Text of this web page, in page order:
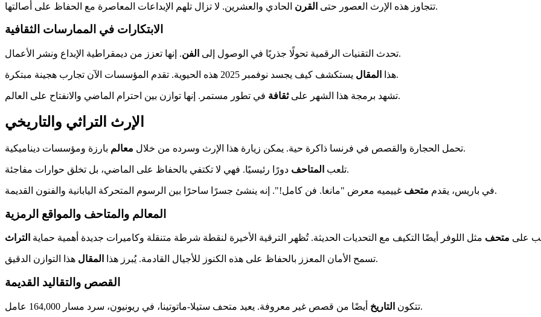
تتجاوز هذه الإرث العصور حتى القرن الحادي والعشرين. لا تزال تلهم الإبداعات المعاصرة مع الحفاظ على أصالتها.
الابتكارات في الممارسات الثقافية
تحدث التقنيات الرقمية تحولًا جذريًا في الوصول إلى الفن . إنها تعزز من ديمقراطية الإبداع ونشر الأعمال.
هذا المقال يستكشف كيف يجسد نوفمبر 2025 هذه الحيوية. تقدم المؤسسات الآن تجارب هجينة مبتكرة.
تشهد برمجة هذا الشهر علىثقافة في تطور مستمر. إنها توازن بين احترام الماضي والانفتاح على العالم.
الإرث التراثي والتاريخي
تحمل الحجارة والقصص في فرنسا ذاكرة حية. يمكن زيارة هذا الإرث وسرده من خلال معالم بارزة ومؤسسات ديناميكية.
تلعب المتاحف دورًا رئيسيًا. فهي لا تكتفي بالحفاظ على الماضي، بل تخلق حوارات مفاجئة.
في باريس، يقدم متحف غييميه معرض "مانغا. فن كامل!". إنه ينشئ جسرًا ساحرًا بين الرسوم المتحركة اليابانية والفنون القديمة.
المعالم والمتاحف والمواقع الرمزية
على متحف مثل اللوفر أيضًا التكيف مع التحديات الحديثة. تُظهر الترقية الأخيرة لنقطة شرطة متنقلة وكاميرات جديدة أهمية حماية التراث
تسمح الأمان المعزز بالحفاظ على هذه الكنوز للأجيال القادمة. يُبرز هذا المقال هذا التوازن الدقيق.
القصص والتقاليد القديمة
تتكون التاريخ أيضًا من قصص غير معروفة. يعيد متحف ستيلا-ماتوتينا، في ريونيون، سرد مسار 164,000 عامل.